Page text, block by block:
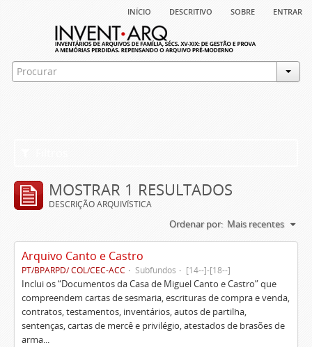
início descritivo sobre entrar
MOSTRAR 1 RESULTADOS
DESCRIÇÃO ARQUIVÍSTICA
Ordenar por: Mais recentes
Arquivo Canto e Castro
PT/BPARPD/ COL/CEC-ACC Subfundos [14--]-[18--]
Inclui os “Documentos da Casa de Miguel Canto e Castro” que
compreendem cartas de sesmaria, escrituras de compra e venda,
contratos, testamentos, inventários, autos de partilha,
sentenças, cartas de mercê e privilégio, atestados de brasões de
arma...